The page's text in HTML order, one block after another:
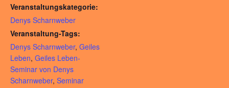
Veranstaltungskategorie:
Denys Scharnweber
Veranstaltung-Tags:
Denys Scharnweber, Geiles
Leben, Geiles Leben-
Seminar von Denys
Scharnweber, Seminar